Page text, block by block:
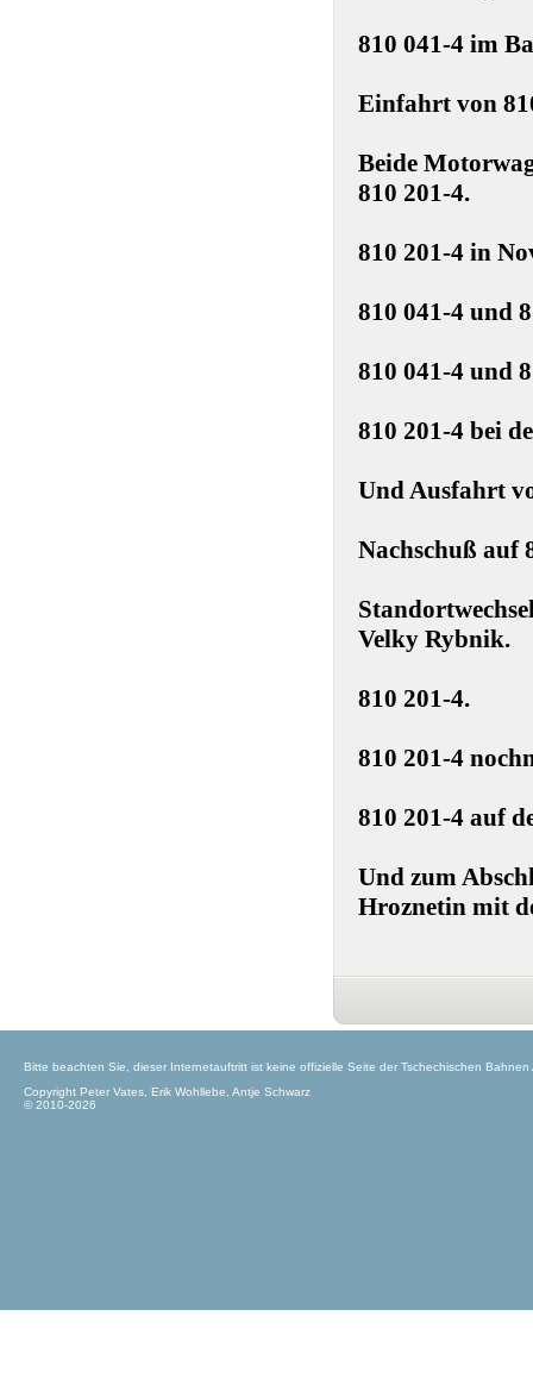
810 041-4 im
Einfahrt von
Beide
810 201-4.
810 201-4 in
810 041-4 und
810 041-4 und
810 201-4 bei
Und Ausfahrt
Nachschuß auf
Velky Rybnik.
810 201-4.
810 201-4
810 201-4 auf
Und zum
Hroznetin mit
Bitte beachten Sie, dieser Internetauftritt ist keine offizielle Seite der Tschechischen
Copyright Peter Vates, Erik Wohllebe, Antje Schwarz
© 2010-2026